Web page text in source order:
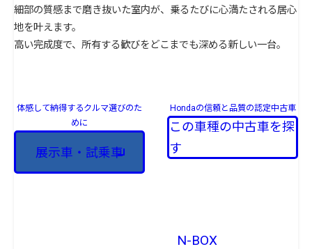
細部の質感まで磨き抜いた室内が、乗るたびに心満たされる居心
地を叶えます。
高い完成度で、所有する歓びをどこまでも深める新しい一台。
体感して納得するクルマ選びのた
めに
展示車・試乗車
Hondaの信頼と品質の認定中古車
この車種の中古車を探
す
N-BOX